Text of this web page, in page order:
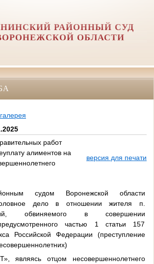
РАЙОННЫЙ СУД
ОБЛАСТИ
работ
алиментов на
версия для печати
судом Воронежской области
дело в отношении жителя п.
обвиняемого в совершении
частью 1 статьи 157
Российской Федерации (преступление
являясь отцом несовершеннолетнего